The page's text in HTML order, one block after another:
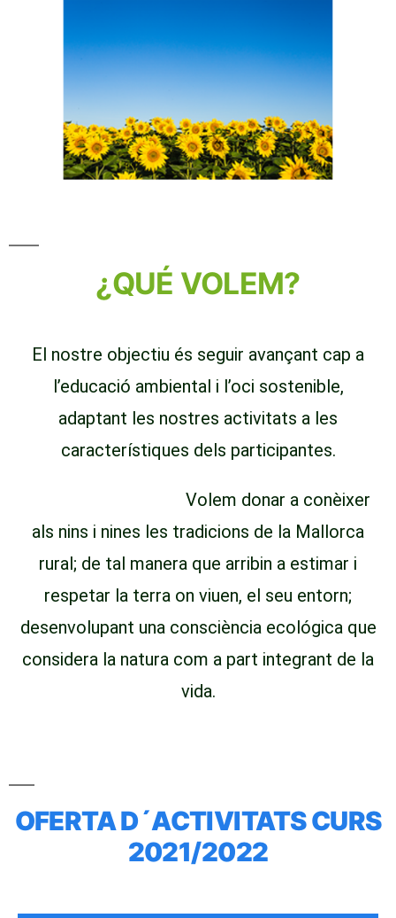
flor"
flor"
flor"
¿QUÉ VOLEM?
El nostre objectiu és seguir avançant cap a
l’educació ambiental i l’oci sostenible,
adaptant les nostres activitats a les
característiques dels participantes.
Volem donar a conèixer
als nins i nines les tradicions de la Mallorca
rural; de tal manera que arribin a estimar i
respetar la terra on viuen, el seu entorn;
desenvolupant una consciència ecológica que
considera la natura com a part integrant de la
vida.
OFERTA D´ACTIVITATS CURS
2021/2022